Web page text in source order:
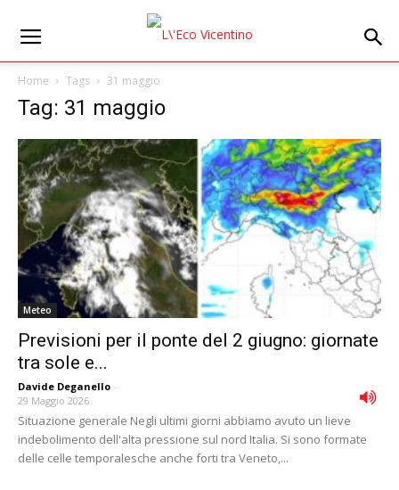
Home Tags 31 maggio
Tag: 31 maggio
Meteo
Previsioni per il ponte del 2 giugno: giornate
tra sole e...
Davide Deganello -
29 Maggio 2026
Situazione generale Negli ultimi giorni abbiamo avuto un lieve
indebolimento dell'alta pressione sul nord Italia. Si sono formate
delle celle temporalesche anche forti tra Veneto,...